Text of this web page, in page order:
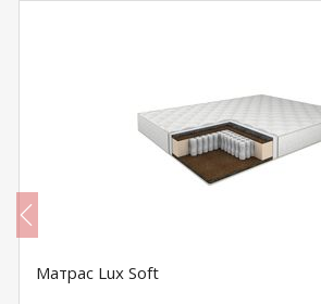
Матрас Lux Soft